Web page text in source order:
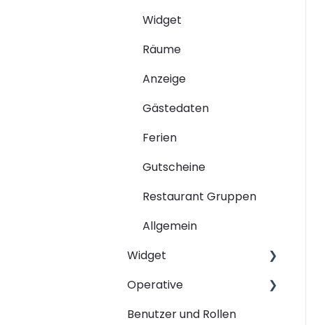
Widget
Räume
Anzeige
Gästedaten
Ferien
Gutscheine
Restaurant Gruppen
Allgemein
Widget
Deinen Widget Link
Operative
Dashboard -
Benutzer und Rollen